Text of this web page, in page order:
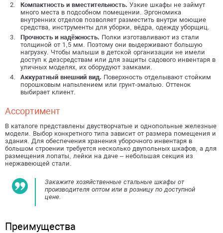
Компактность и вместительность. Узкие шкафы не займут
много места в подсобном помещении. Эргономика
внутренних отделов позволяет разместить внутри моющие
средства, инструменты для уборки, вёдра, одежду уборщиц.
Прочность и надёжность. Полки изготавливают из стали
толщиной от 1,5 мм. Поэтому они выдерживают большую
нагрузку. Чтобы малыши в детской организации не имели
доступ к дезсредствам или для защиты садового инвентаря в
уличных моделях, их оборудуют замками.
Аккуратный внешний вид. Поверхность отделывают стойким
порошковым напылением или грунт-эмалью. Оттенок
выбирает клиент.
Ассортимент
В каталоге представлены двустворчатые и однопольные железные
модели. Выбор конкретного типа зависит от размера помещения и
здания. Для обеспечения хранения уборочного инвентаря в
большом строении требуется несколько двупольных шкафов, а для
размещения лопаты, лейки на даче – небольшая секция из
нержавеющей стали.
Закажите хозяйственные стальные шкафы от
производителя оптом или в розницу по доступной
цене.
Преимущества